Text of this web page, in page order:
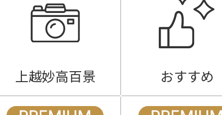
上越妙高百景 おすすめ